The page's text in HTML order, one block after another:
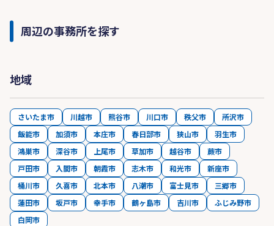
周辺の事務所を探す
地域
さいたま市 川越市 熊谷市 川口市 秩父市
所沢市
飯能市
加須市 本庄市 春日部市 狭山市
羽生市
鴻巣市
深谷市 上尾市 草加市 越谷市
蕨市
戸田市
入間市 朝霞市 志木市 和光市
新座市
桶川市
久喜市 北本市 八潮市 富士見市
三郷市
蓮田市
坂戸市 幸手市 鶴ヶ島市 吉川市
ふじみ野市
白岡市